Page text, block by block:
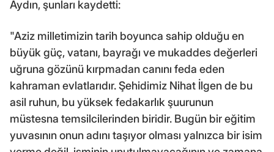
Aydın, şunları kaydetti:
"Aziz milletimizin tarih boyunca sahip olduğu en
büyük güç, vatanı, bayrağı ve mukaddes değerleri
uğruna gözünü kırpmadan canını feda eden
kahraman evlatlarıdır. Şehidimiz Nihat İlgen de bu
asil ruhun, bu yüksek fedakarlık şuurunun
müstesna temsilcilerinden biridir. Bugün bir eğitim
yuvasının onun adını taşıyor olması yalnızca bir isim